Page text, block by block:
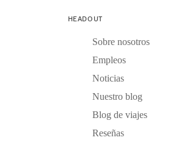
HEADOUT
Sobre nosotros
Empleos
Noticias
Nuestro blog
Blog de viajes
Reseñas